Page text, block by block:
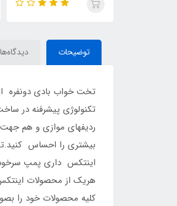
توضیحات دیدگاه‌ها
تکنولوژی پیشرفنه در
ردیفهای موازی و هم
بیشتری را احساس
کلیه محصولات خود را بصورت 24 ساعته به شما همشهریان عزیز